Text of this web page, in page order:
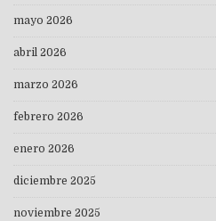
mayo 2026
abril 2026
marzo 2026
febrero 2026
enero 2026
diciembre 2025
noviembre 2025